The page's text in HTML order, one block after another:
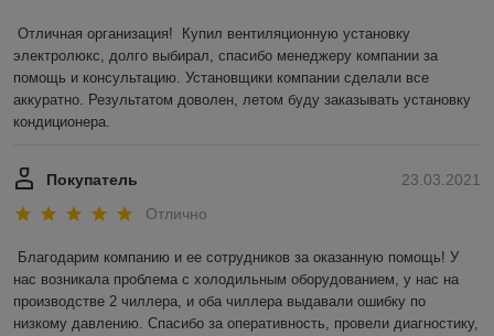
Отличная организация!  Купил вентиляционную установку
электролюкс, долго выбирал, спасибо менеджеру компании за
помощь и консультацию. Установщики компании сделали все
аккуратно. Результатом доволен, летом буду заказывать установку
кондиционера.
23.03.2021
Покупатель
Отлично
Благодарим компанию и ее сотрудников за оказанную помощь! У
нас возникала проблема с холодильным оборудованием, у нас на
производстве 2 чиллера, и оба чиллера выдавали ошибку по
низкому давлению. Спасибо за оперативность, провели диагностику,